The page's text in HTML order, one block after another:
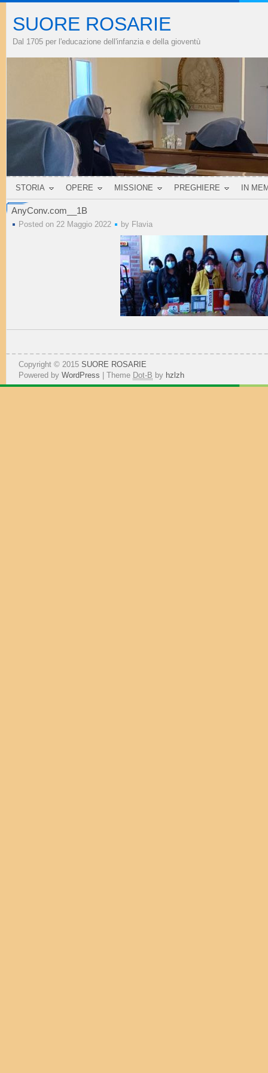
SUORE ROSARIE
Dal 1705 per l'educazione dell'infanzia e della gioventù
STORIA OPERE MISSIONE PREGHIERE IN
AnyConv.com__1B
Posted on 22 Maggio 2022 by Flavia
Copyright © 2015 SUORE ROSARIE
Powered by WordPress | Theme Dot-B by hzlzh